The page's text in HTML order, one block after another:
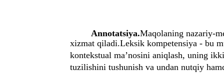
Annotatsiya.Maqolaning nazariy-
xizmat qiladi.Leksik kompetensiya - bu
kontekstual ma’nosini aniqlash, uning
tuzilishini tushunish va undan nutqiy